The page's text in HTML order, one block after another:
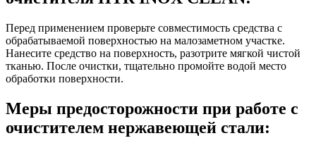
Перед применением проверьте совместимость средства с
обрабатываемой поверхностью на малозаметном участке.
Нанесите средство на поверхность, разотрите мягкой чистой
тканью. После очистки, тщательно промойте водой место
обработки поверхности.
Меры предосторожности при работе с
очистителем нержавеющей стали: